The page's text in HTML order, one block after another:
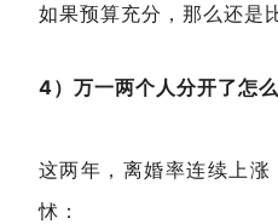
如果预算充分，那么还是
4）万一两个人分开了怎
这两年，离婚率连续上
怵：